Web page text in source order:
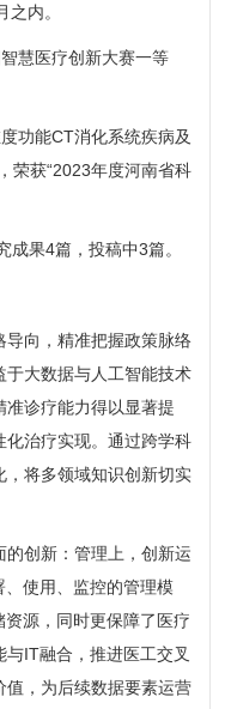
内。
慧医疗创新大赛一等
功能CT消化系统疾病及
荣获“2023年度河南省科
果4篇，投稿中3篇。
向，精准把握政策脉络
大数据与人工智能技术
准诊疗能力得以显著提
治疗实现。通过跨学科
将多领域知识创新切实
创新：管理上，创新运
、使用、监控的管理模
源，同时更保障了医疗
IT融合，推进医工交叉
，为后续数据要素运营